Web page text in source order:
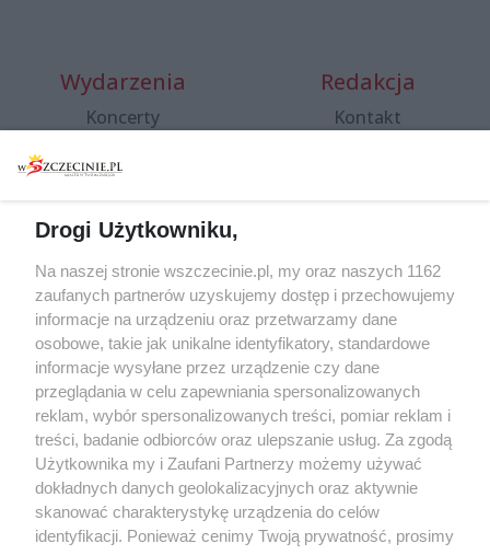
Wydarzenia
Koncerty
Spacery i oprowadzania
targi
Wernisaże
Więcej
Redakcja
Kontakt
Specjalny koncert z okazji
20. urodzin portalu
wSzczecinie.pl
Regulamin konkursów
śniadaniówka "Hej
Szczecin! Jest piątek!"
Partnerzy
Praca Szczecin
Drogi Użytkowniku,
Na naszej stronie wszczecinie.pl, my oraz naszych 1162
zaufanych partnerów uzyskujemy dostęp i przechowujemy
informacje na urządzeniu oraz przetwarzamy dane
osobowe, takie jak unikalne identyfikatory, standardowe
informacje wysyłane przez urządzenie czy dane
przeglądania w celu zapewniania spersonalizowanych
reklam, wybór spersonalizowanych treści, pomiar reklam i
treści, badanie odbiorców oraz ulepszanie usług. Za zgodą
Użytkownika my i Zaufani Partnerzy możemy używać
dokładnych danych geolokalizacyjnych oraz aktywnie
skanować charakterystykę urządzenia do celów
identyfikacji. Ponieważ cenimy Twoją prywatność, prosimy